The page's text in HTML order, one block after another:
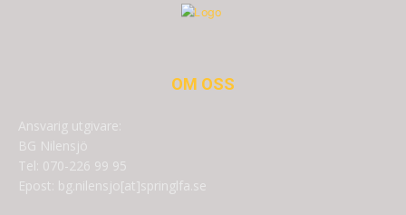
OM OSS
Ansvarig utgivare:
BG Nilensjö
Tel: 070-226 99 95
Epost: bg.nilensjo[at]springlfa.se